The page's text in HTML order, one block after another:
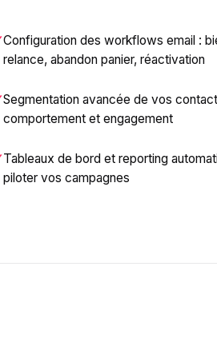
Configuration des workflows email :
relance, abandon panier, réactivation
Segmentation avancée de vos
comportement et engagement
Tableaux de bord et reporting
piloter vos campagnes